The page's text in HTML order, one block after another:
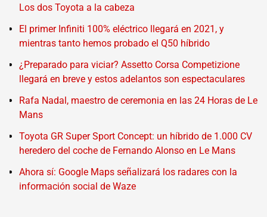
Los dos Toyota a la cabeza
El primer Infiniti 100% eléctrico llegará en 2021, y
mientras tanto hemos probado el Q50 híbrido
¿Preparado para viciar? Assetto Corsa Competizione
llegará en breve y estos adelantos son espectaculares
Rafa Nadal, maestro de ceremonia en las 24 Horas de Le
Mans
Toyota GR Super Sport Concept: un híbrido de 1.000 CV
heredero del coche de Fernando Alonso en Le Mans
Ahora sí: Google Maps señalizará los radares con la
información social de Waze